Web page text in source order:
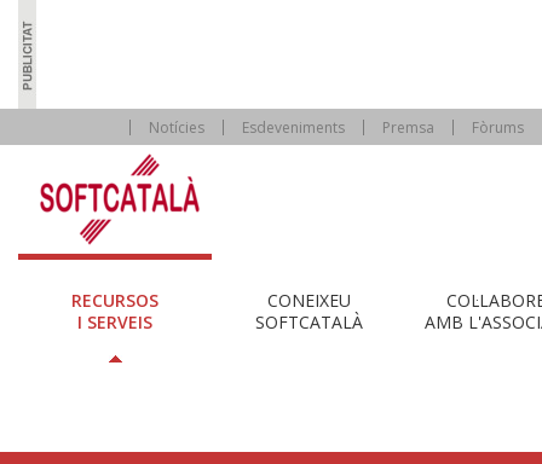
Notícies Esdeveniments Premsa Fòrums
RECURSOS
I SERVEIS
CONEIXEU
SOFTCATALÀ
AMB